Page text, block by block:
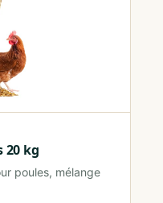
20 kg
poules, mélange